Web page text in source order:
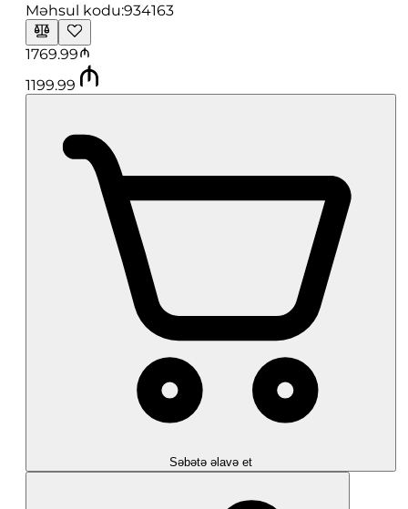
Məhsul kodu:934163
1769.99
1199.99
Səbətə əlavə et